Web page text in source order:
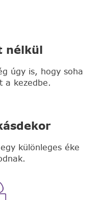
nélkül
úgy is, hogy soha
a kezedbe.
különleges éke